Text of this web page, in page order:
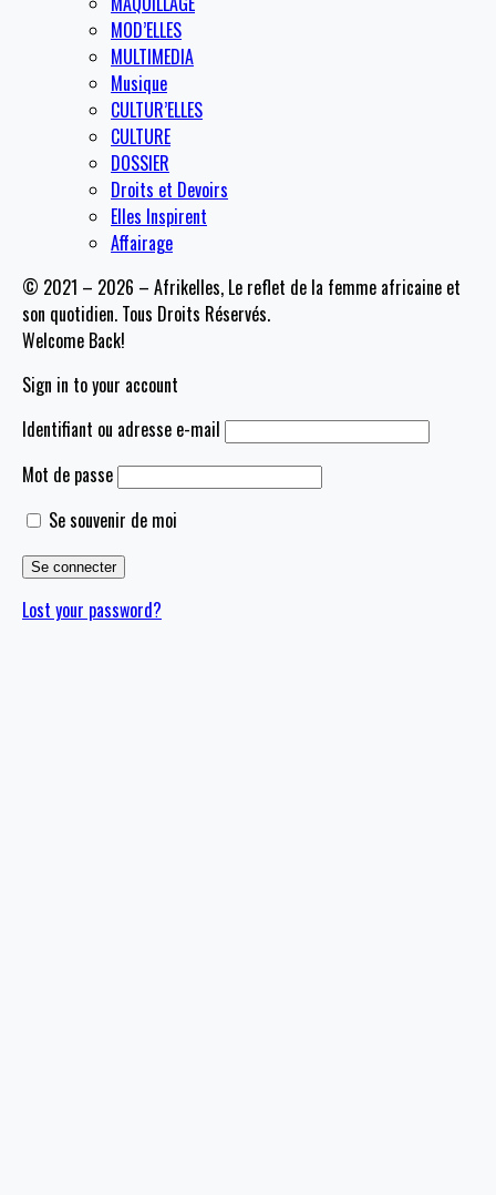
MOD’ELLES
MULTIMEDIA
Musique
CULTUR’ELLES
CULTURE
DOSSIER
Droits et Devoirs
Elles Inspirent
Affairage
© 2021 – 2026 – Afrikelles, Le reflet de la femme africaine et
son quotidien. Tous Droits Réservés.
Welcome Back!
Sign in to your account
Identifiant ou adresse e-mail
Mot de passe
Se souvenir de moi
Lost your password?